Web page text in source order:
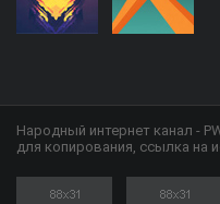
Народный интернет канал -
для копирования, ссылка на